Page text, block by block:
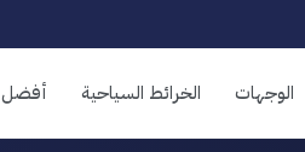
الوجهات الخرائط السياحية أفضل